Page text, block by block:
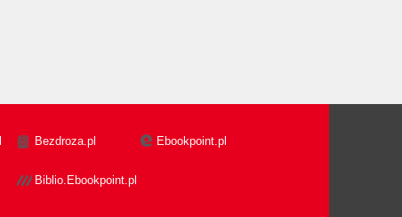
Bezdroza.pl Ebookpoint.pl
Biblio.Ebookpoint.pl